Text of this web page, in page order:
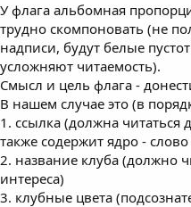
У флага альбомная
трудно скомпоновать (не
надписи, будут белые
усложняют читаемость).
Смысл и цель флага -
В нашем случае это (в
1. ссылка (должна читаться
также содержит ядро - слово
2. название клуба (должно
интереса)
3. клубные цвета